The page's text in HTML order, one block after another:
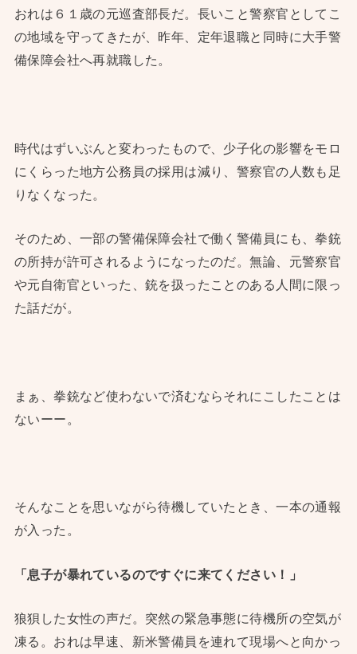
おれは６１歳の元巡査部長だ。長いこと警察官としてこ
の地域を守ってきたが、昨年、定年退職と同時に大手警
備保障会社へ再就職した。
時代はずいぶんと変わったもので、少子化の影響をモロ
にくらった地方公務員の採用は減り、警察官の人数も足
りなくなった。
そのため、一部の警備保障会社で働く警備員にも、拳銃
の所持が許可されるようになったのだ。無論、元警察官
や元自衛官といった、銃を扱ったことのある人間に限っ
た話だが。
まぁ、拳銃など使わないで済むならそれにこしたことは
ないーー。
そんなことを思いながら待機していたとき、一本の通報
が入った。
「息子が暴れているのですぐに来てください！」
狼狽した女性の声だ。突然の緊急事態に待機所の空気が
凍る。おれは早速、新米警備員を連れて現場へと向かっ